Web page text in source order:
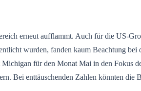
erneut aufflammt. Auch für die US-
wurden, fanden kaum Beachtung
für den Monat Mai in den Fokus
Bei enttäuschenden Zahlen könnten die